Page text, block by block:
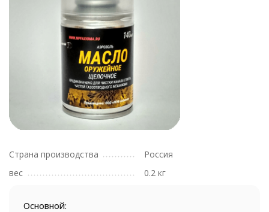
Страна производства
Россия
вес
0.2 кг
Основной: